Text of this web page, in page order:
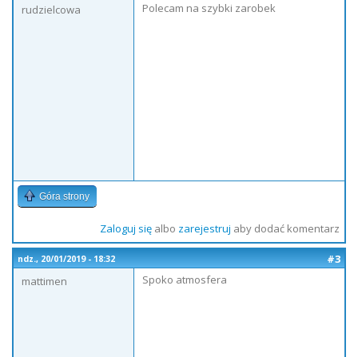
rudzielcowa
Polecam na szybki zarobek
Góra strony
Zaloguj sięalbo zarejestruj aby dodać komentarz
ndz., 20/01/2019 - 18:32
#3
mattimen
Spoko atmosfera